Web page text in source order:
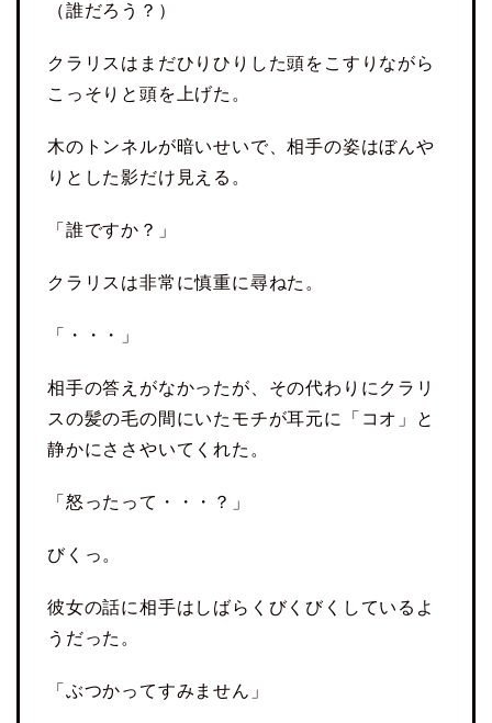
（誰だろう？）
クラリスはまだひりひりした頭をこすりながら
こっそりと頭を上げた。
木のトンネルが暗いせいで、相手の姿はぼんや
りとした影だけ見える。
「誰ですか？」
クラリスは非常に慎重に尋ねた。
「・・・」
相手の答えがなかったが、その代わりにクラリ
スの髪の毛の間にいたモチが耳元に「コオ」と
静かにささやいてくれた。
「怒ったって・・・？」
びくっ。
彼女の話に相手はしばらくびくびくしているよ
うだった。
「ぶつかってすみません」